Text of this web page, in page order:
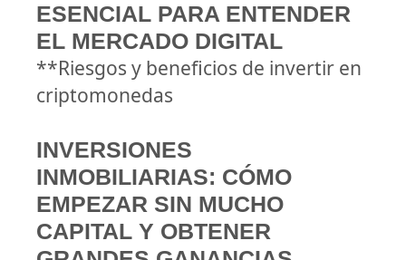
ESENCIAL PARA ENTENDER
EL MERCADO DIGITAL
**Riesgos y beneficios de invertir en
criptomonedas
INVERSIONES
INMOBILIARIAS: CÓMO
EMPEZAR SIN MUCHO
CAPITAL Y OBTENER